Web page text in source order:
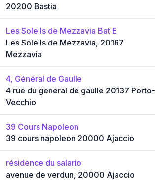
20200 Bastia
Les Soleils de Mezzavia Bat E
Les Soleils de Mezzavia, 20167
Mezzavia
4, Général de Gaulle
4 rue du general de gaulle 20137 Porto-
Vecchio
39 Cours Napoleon
39 cours napoleon 20000 Ajaccio
résidence du salario
avenue de verdun, 20000 Ajaccio